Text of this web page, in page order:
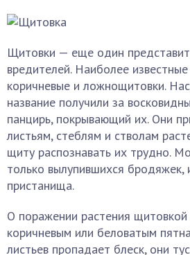
Щитовки — еще один
вредителей. Наиболее
коричневые и ложнощитовки.
название получили за
панцирь, покрывающий их. Они
листьям, стеблям и стволам
щиту распознавать их трудно.
только вылупившихся
пристанища.
О поражении растения
коричневым или беловатым
листьев пропадает блеск, они